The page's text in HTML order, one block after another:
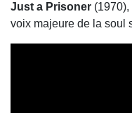
Just a Prisoner
voix majeure de la soul